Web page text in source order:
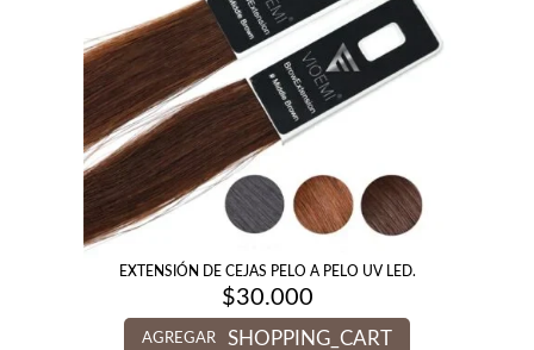
EXTENSIÓN DE CEJAS PELO A PELO UV LED.
$30.000
AGREGAR SHOPPING_CART